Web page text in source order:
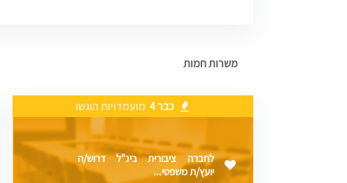
משרות חמות
כבר 4 מועמדויות הוגשו
לחברה ציבורית בינ"ל דרוש/ה
יועץ/ת משפטי...